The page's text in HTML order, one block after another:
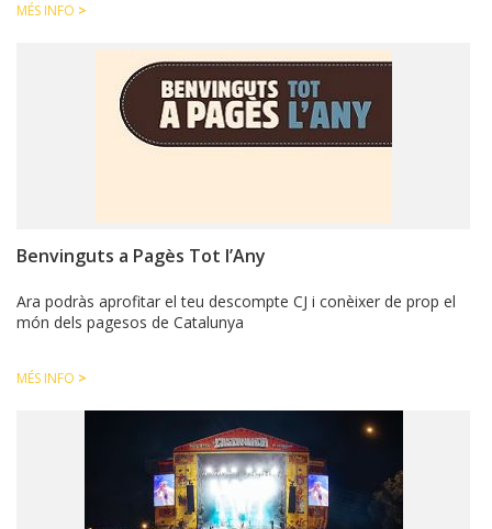
MÉS INFO >
Benvinguts a Pagès Tot l’Any
Ara podràs aprofitar el teu descompte CJ i conèixer de prop el
món dels pagesos de Catalunya
MÉS INFO >